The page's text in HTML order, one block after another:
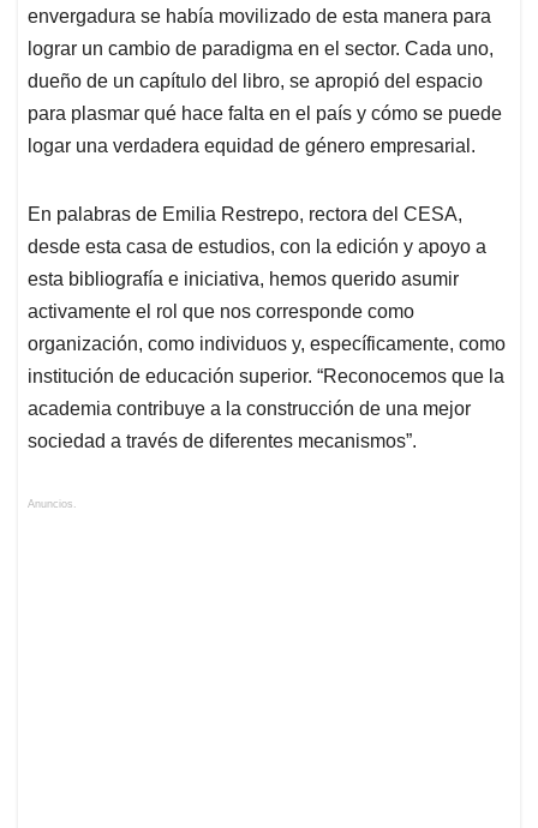
envergadura se había movilizado de esta manera para
lograr un cambio de paradigma en el sector. Cada uno,
dueño de un capítulo del libro, se apropió del espacio
para plasmar qué hace falta en el país y cómo se puede
logar una verdadera equidad de género empresarial.
En palabras de Emilia Restrepo, rectora del CESA,
desde esta casa de estudios, con la edición y apoyo a
esta bibliografía e iniciativa, hemos querido asumir
activamente el rol que nos corresponde como
organización, como individuos y, específicamente, como
institución de educación superior. “Reconocemos que la
academia contribuye a la construcción de una mejor
sociedad a través de diferentes mecanismos”.
Anuncios.